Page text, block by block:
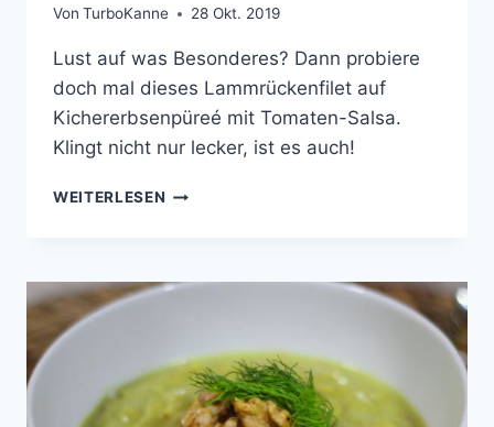
Von TurboKanne 28 Okt. 2019
Lust auf was Besonderes? Dann probiere
doch mal dieses Lammrückenfilet auf
Kichererbsenpüreé mit Tomaten-Salsa.
Klingt nicht nur lecker, ist es auch!
WEITERLESEN LAMMRÜCKEN
SALSA
TOMATE